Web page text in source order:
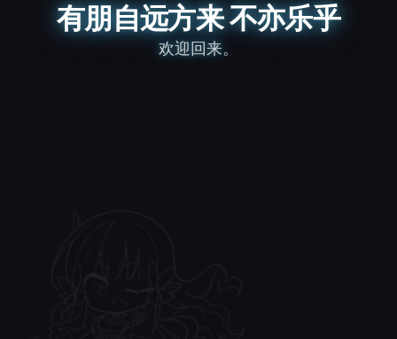
有朋自远方来 不亦乐乎
欢迎回来。